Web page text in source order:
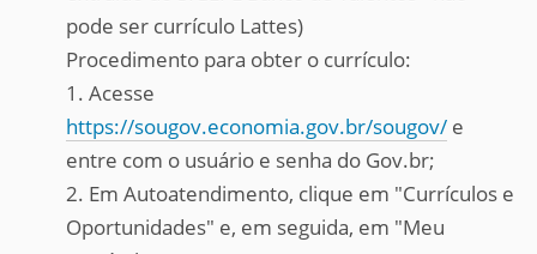
pode ser currículo Lattes)
Procedimento para obter o currículo:
1. Acesse
https://sougov.economia.gov.br/sougov/ e
entre com o usuário e senha do Gov.br;
2. Em Autoatendimento, clique em "Currículos e
Oportunidades" e, em seguida, em "Meu